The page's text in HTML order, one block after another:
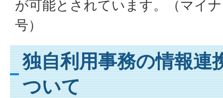
が可能とされています。（マイ
号）
独自利用事務の情報連
ついて